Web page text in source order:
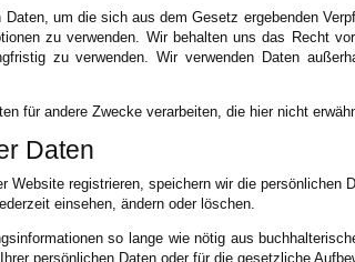
um die sich aus dem Gesetz ergebenden
zu verwenden. Wir behalten uns das Recht
zu verwenden. Wir verwenden Daten
für andere Zwecke verarbeiten, die hier nicht
Daten
Website registrieren, speichern wir die
einsehen, ändern oder löschen.
so lange wie nötig aus
persönlichen Daten oder für die gesetzliche